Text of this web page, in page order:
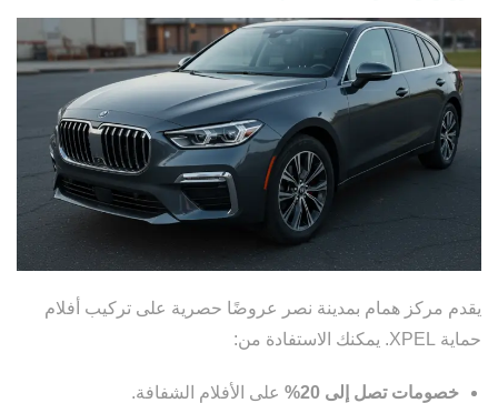
يقدم مركز همام بمدينة نصر عروضًا حصرية على تركيب أفلام
حماية XPEL. يمكنك الاستفادة من:
خصومات تصل إلى 20%
على الأفلام الشفافة.